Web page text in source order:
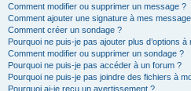
Comment modifier ou supprimer un message ?
Comment ajouter une signature à mes
Comment créer un sondage ?
Pourquoi ne puis-je pas ajouter plus d’options à
Comment modifier ou supprimer un sondage ?
Pourquoi ne puis-je pas accéder à un forum ?
Pourquoi ne puis-je pas joindre des fichiers à
Pourquoi ai-je reçu un avertissement ?